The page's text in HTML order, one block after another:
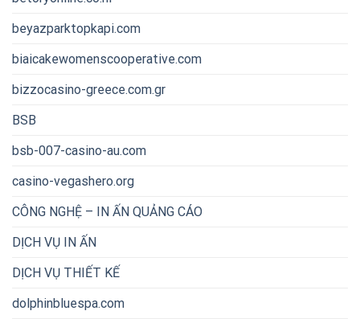
beyazparktopkapi.com
biaicakewomenscooperative.com
bizzocasino-greece.com.gr
BSB
bsb-007-casino-au.com
casino-vegashero.org
CÔNG NGHỆ – IN ẤN QUẢNG CÁO
DỊCH VỤ IN ẤN
DỊCH VỤ THIẾT KẾ
dolphinbluespa.com